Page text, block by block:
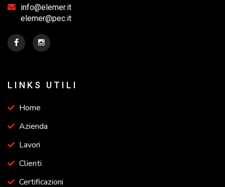
info@elemer.it
elemer@pec.it
LINKS UTILI
Home
Azienda
Lavori
Clienti
Certificazioni